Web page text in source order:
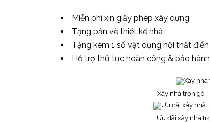
Miễn phí xin giấy phép xây dựng
Tặng bản vẽ thiết kế nhà
Tặng kèm 1 số vật dụng nội thất
Hỗ trợ thủ tục hoàn công & bảo
Xây nhà trọn gói
Ưu đãi xây nhà